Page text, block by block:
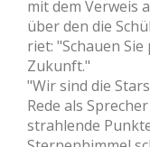
mit dem Verweis
über den die
riet: "Schauen
Zukunft."
"Wir sind die
Rede als
strahlende